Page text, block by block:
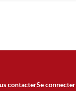
contacterSe connecter